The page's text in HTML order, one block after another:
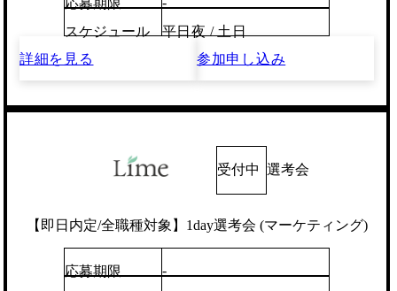
応募期限
スケジュール
平日夜 / 土日
詳細を見る
参加申し込み
受付中 選考会
【即日内定/全職種対象】1day選考会 (マーケティング)
応募期限
-